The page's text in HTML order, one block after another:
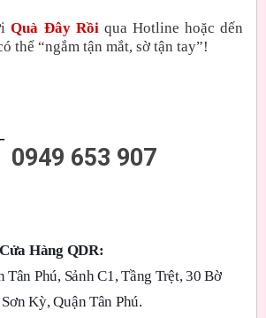
Quà Đây Rồi qua Hotline hoặc dến
thể “ngắm tận mắt, sờ tận tay”!
0949 653 907
Hàng QDR:
Tân Phú, Sảnh C1, Tầng Trệt, 30 Bờ
Kỳ, Quận Tân Phú.